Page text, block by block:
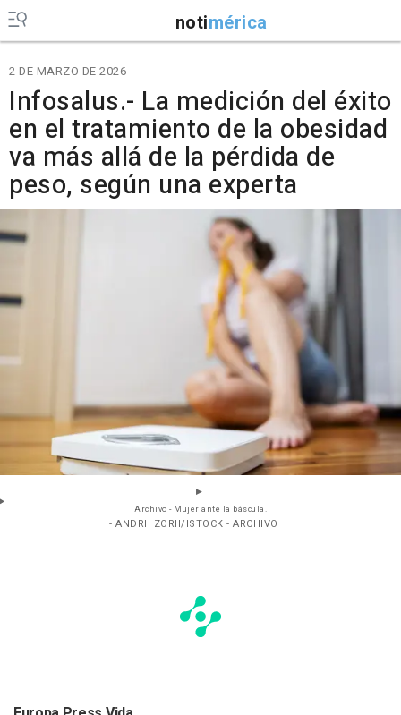
notimérica
2 DE MARZO DE 2026
Infosalus.- La medición del éxito
en el tratamiento de la obesidad
va más allá de la pérdida de
peso, según una experta
Archivo - Mujer ante la báscula.
- ANDRII ZORII/ISTOCK - ARCHIVO